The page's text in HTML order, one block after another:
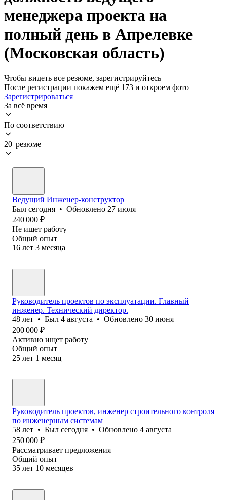
менеджера проекта на
полный день в Апрелевке
(Московская область)
Чтобы видеть все резюме, зарегистрируйтесь
После регистрации покажем ещё 173 и откроем фото
Зарегистрироваться
За всё время
По соответствию
20 резюме
Ведущий Инженер-конструктор
Был сегодня • Обновлено 27 июля
240 000 ₽
Не ищет работу
Общий опыт
16 лет 3 месяца
Руководитель проектов по эксплуатации. Главный
инженер. Технический директор.
48 лет • Был 4 августа • Обновлено 30 июня
200 000 ₽
Активно ищет работу
Общий опыт
25 лет 1 месяц
Руководитель проектов, инженер строительного контроля
по инженерным системам
58 лет • Был сегодня • Обновлено 4 августа
250 000 ₽
Рассматривает предложения
Общий опыт
35 лет 10 месяцев